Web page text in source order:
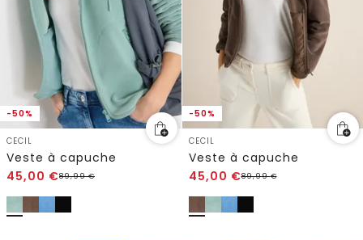
-50%
CECIL
Veste à capuche
45,00 €89,99€
-50%
CECIL
Veste à capuche
45,00 €89,99€